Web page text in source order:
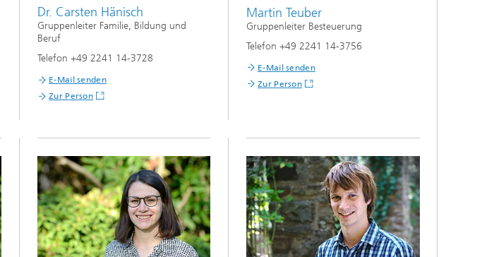
Mixed and Augmented Reality
Solutions
Dr. Carsten Hänisch
Gruppenleiter Familie, Bildung und
Beruf
Telefon +49 2241 14-3728
E-Mail senden
Zur Person
Martin Teuber
Gruppenleiter Besteuerung
Telefon +49 2241 14-3756
E-Mail senden
Zur Person